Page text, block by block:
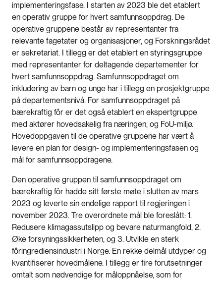
implementeringsfase. I starten av 2023 ble det etablert
en operativ gruppe for hvert samfunnsoppdrag. De
operative gruppene består av representanter fra
relevante fagetater og organisasjoner, og Forskningsrådet
er sekretariat. I tillegg er det etablert en styringsgruppe
med representanter for deltagende departementer for
hvert samfunnsoppdrag. Samfunnsoppdraget om
inkludering av barn og unge har i tillegg en prosjektgruppe
på departementsnivå. For samfunnsoppdraget på
bærekraftig fôr er det også etablert en ekspertgruppe
med aktører hovedsakelig fra næringen, og FoU-miljø.
Hovedoppgaven til de operative gruppene har vært å
levere en plan for design- og implementeringsfasen og
mål for samfunnsoppdragene.
Den operative gruppen til samfunnsoppdraget om
bærekraftig fôr hadde sitt første møte i slutten av mars
2023 og leverte sin endelige rapport til regjeringen i
november 2023. Tre overordnete mål ble foreslått: 1.
Redusere klimagassutslipp og bevare naturmangfold, 2.
Øke forsyningssikkerheten, og 3. Utvikle en sterk
fôringrediensindustri i Norge. En rekke delmål utdyper og
kvantifiserer hovedmålene. I tillegg er fire forutsetninger
omtalt som nødvendige for måloppnåelse, som for